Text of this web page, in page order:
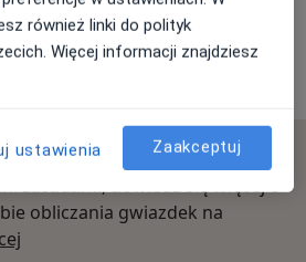
(74)
opinie. Moderujemy je
zasadami, dowiedz się więcej o
obliczania gwiazdek na
również linki do polityk
Więcej informacji znajdziesz
ustawienia Zaakceptuj